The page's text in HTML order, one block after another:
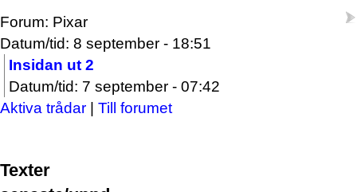
Forum: Pixar
Datum/tid: 8 september - 18:51
Insidan ut 2
Datum/tid: 7 september - 07:42
Aktiva trådar | Till forumet
Texter